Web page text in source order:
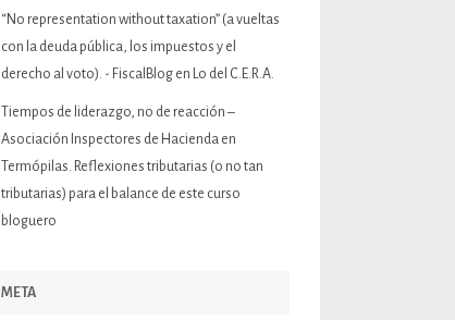
“No representation without taxation” (a vueltas
con la deuda pública, los impuestos y el
derecho al voto). - FiscalBlogen Lo del C.E.R.A.
Tiempos de liderazgo, no de reacción –
Asociación Inspectores de Haciendaen
Termópilas. Reflexiones tributarias (o no tan
tributarias) para el balance de este curso
bloguero
META